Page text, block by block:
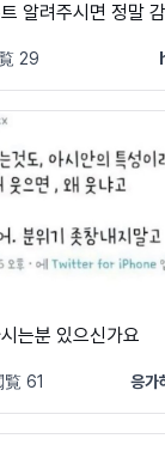
알려주시면 정말
29
는분 있으신가요
覧 61 응가